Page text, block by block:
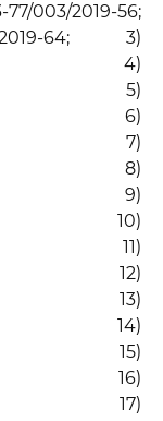
77/003/2019-56;
2019-64; 3)
2019-54; 4)
2019-62; 5)
2019-58; 6)
2019-60; 7)
2019-60; 8)
2019-62; 9)
64; 10)
66; 11)
57; 12)
55; 13)
60; 14)
62; 15)
64; 16)
66; 17)